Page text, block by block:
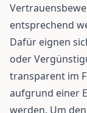
entsprechend
Dafür eignen
oder
transparent im
aufgrund einer
werden. Um